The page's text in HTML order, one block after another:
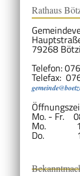
Rathaus
79268
Telefon:
Telefax:
Mo. - Fr.
Mo.
Do.